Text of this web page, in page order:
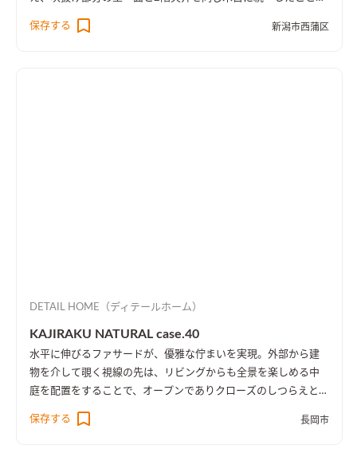
より、1階・2階の一体感を演出しました。 趣味のピアノ室は、
楽譜を整理する本棚を壁一面に設け、屋外への防音効果も担って
保存する 新潟市西蒲区
DETAIL HOME（ディテールホーム）
KAJIRAKU NATURAL case.40
水平に伸びるファサードが、優雅な佇まいを実現。外部から建
物を介して覗く視線の先は、リビングからも全景を楽しめる中
庭を配置をすることで、オープンでありクローズのしつらえとし
保存する
長岡市